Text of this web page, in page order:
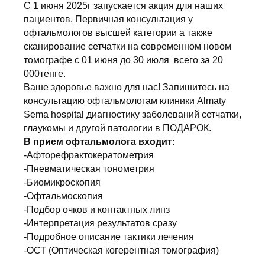
С 1 июня 2025г запускается акция для наших
пациентов. Первичная консультация у
офтальмологов высшей категории а также
сканирование сетчатки на современном новом
томографе с 01 июня до 30 июля всего за 20
000тенге.
Ваше здоровье важно для нас! Запишитесь на
консультацию офтальмологам клиники Almaty
Sema hospital диагностику заболеваний сетчатки,
глаукомы и другой патологии в ПОДАРОК.
В прием офтальмолога входит:
-Афторефрактокератометрия
-Пневматическая тонометрия
-Биомикроскопия
-Офтальмоскопия
-Подбор очков и контактных линз
-Интерпретация результатов сразу
-Подробное описание тактики лечения
-ОСТ (Оптическая когерентная томография)